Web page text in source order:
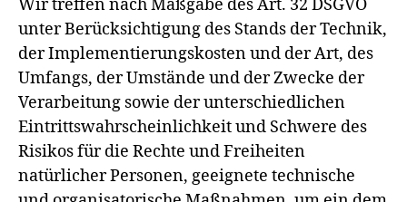
Wir treffen nach Maßgabe des Art. 32 DSGVO
unter Berücksichtigung des Stands der Technik,
der Implementierungskosten und der Art, des
Umfangs, der Umstände und der Zwecke der
Verarbeitung sowie der unterschiedlichen
Eintrittswahrscheinlichkeit und Schwere des
Risikos für die Rechte und Freiheiten
natürlicher Personen, geeignete technische